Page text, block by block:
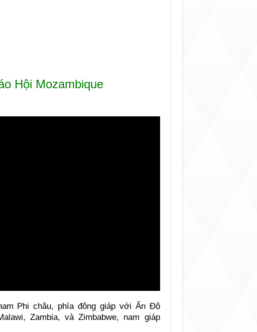
Hội Mozambique
Phi châu, phía đông giáp với Ấn Độ
Zambia, và Zimbabwe, nam giáp